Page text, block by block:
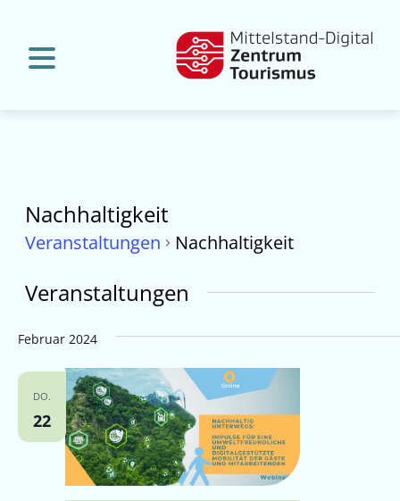
Nachhaltigkeit
Veranstaltungen Nachhaltigkeit
Veranstaltungen
Februar 2024
DO.
22